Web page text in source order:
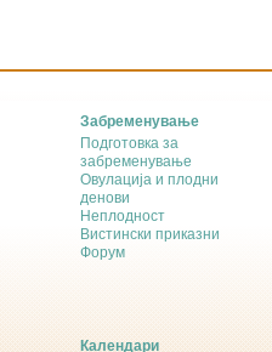
Забременување
Подготовка за
забременување
Овулација и плодни
денови
Неплодност
Вистински приказни
Форум
Календари